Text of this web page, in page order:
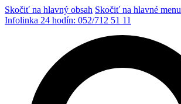
Skočiť na hlavný obsah Skočiť na hlavné menu
Infolinka 24 hodín: 052/712 51 11